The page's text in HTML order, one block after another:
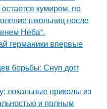
кумиром, по
школьниц после
Неба".
германики впервые
борьбы: Снуп догг
локальные приколы из
и полным